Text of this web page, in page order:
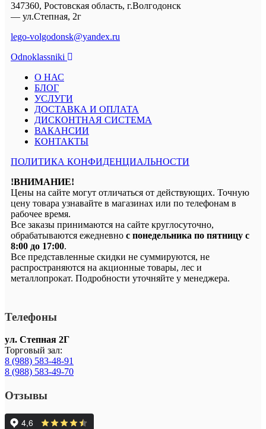
347360, Ростовская область, г.Волгодонск
— ул.Степная, 2г
lego-volgodonsk@yandex.ru
Odnoklassniki
О НАС
БЛОГ
УСЛУГИ
ДОСТАВКА И ОПЛАТА
ДИСКОНТНАЯ СИСТЕМА
ВАКАНСИИ
КОНТАКТЫ
ПОЛИТИКА КОНФИДЕНЦИАЛЬНОСТИ
!ВНИМАНИЕ!
Цены на сайте могут отличаться от действующих. Точную
цену товара узнавайте в магазинах или по телефонам в
рабочее время.
Все заказы принимаются на сайте круглосуточно,
обрабатываются ежедневно с понедельника по пятницу с
8:00 до 17:00.
Все представленные скидки не суммируются, не
распространяются на акционные товары, лес и
металлопрокат. Подробности уточняйте у менеджера.
Телефоны
ул. Степная 2Г
Торговый зал:
8 (988) 583-48-91
8 (988) 583-49-70
Отзывы